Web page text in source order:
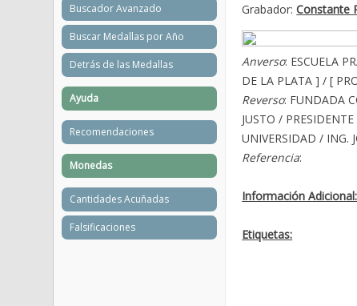
Grabador:Constante
Anverso: ESCUELA
DE LA PLATA ] / [
Reverso: FUNDADA
JUSTO /
UNIVERSIDAD / ING.
Referencia:
Información Adicional:
Etiquetas:
Buscador Avanzado
Buscar Medallas por Año
Detrás de las Medallas
Ayuda
Recomendaciones
Monedas
Cantidades Acuñadas
Falsificaciones